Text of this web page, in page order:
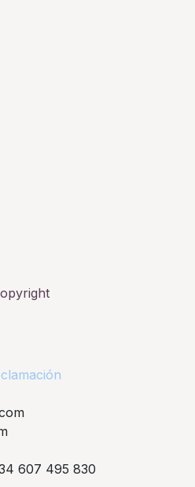
607 495 830